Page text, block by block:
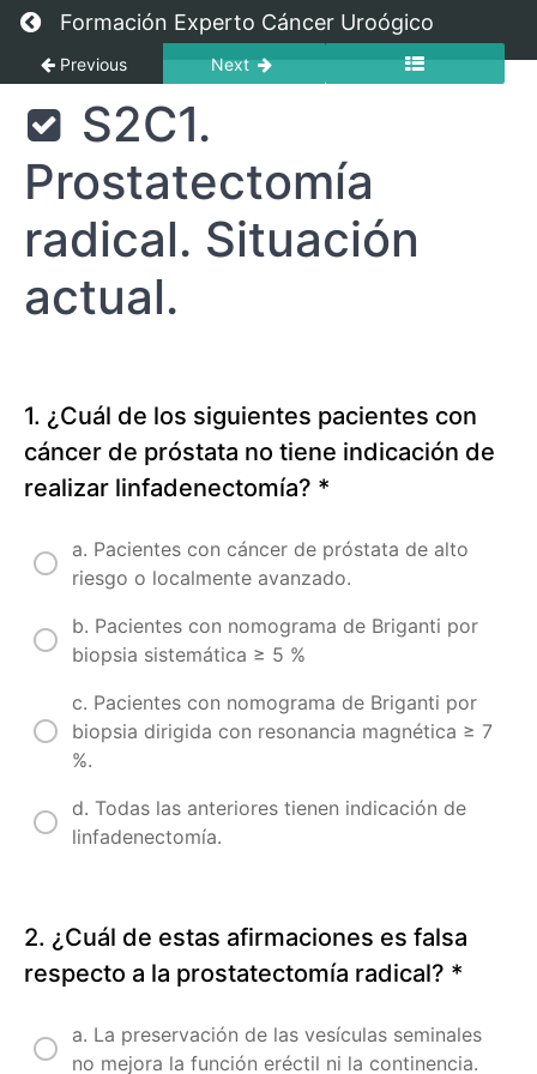
Return to course: Cáncer de Próstata para
Formación Experto Cáncer Uroógico
Previous Next
Cáncer
de
Próstata
para
Expertos
Sección
básico
lo
clínico
de
próstata
Sección
Tratamiento
estandar
próstata
Situación
de la dosis de
radioterapia
S2C1.
Prostatectomía
radical. Situación
actual.
1. ¿Cuál de los siguientes pacientes con
cáncer de próstata no tiene indicación de
realizar linfadenectomía? *
a. Pacientes con cáncer de próstata de alto
riesgo o localmente avanzado.
b. Pacientes con nomograma de Briganti por
biopsia sistemática ≥ 5 %
c. Pacientes con nomograma de Briganti por
biopsia dirigida con resonancia magnética ≥ 7
%.
d. Todas las anteriores tienen indicación de
linfadenectomía.
2. ¿Cuál de estas afirmaciones es falsa
respecto a la prostatectomía radical? *
a. La preservación de las vesículas seminales
no mejora la función eréctil ni la continencia.